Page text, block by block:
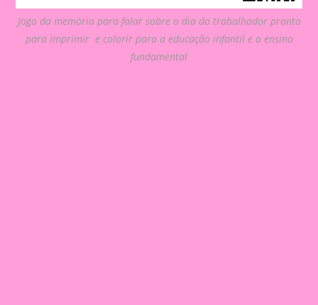
Jogo da memória para falar sobre o dia do trabalhador pronto
para imprimir e colorir para a educação infantil e o ensino
fundamental